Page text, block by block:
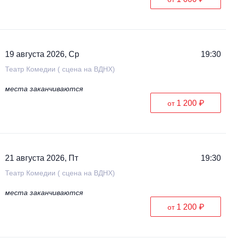
19 августа 2026, Ср 19:30
Театр Комедии ( сцена на ВДНХ)
места заканчиваются
от 1 200 ₽
21 августа 2026, Пт 19:30
Театр Комедии ( сцена на ВДНХ)
места заканчиваются
от 1 200 ₽